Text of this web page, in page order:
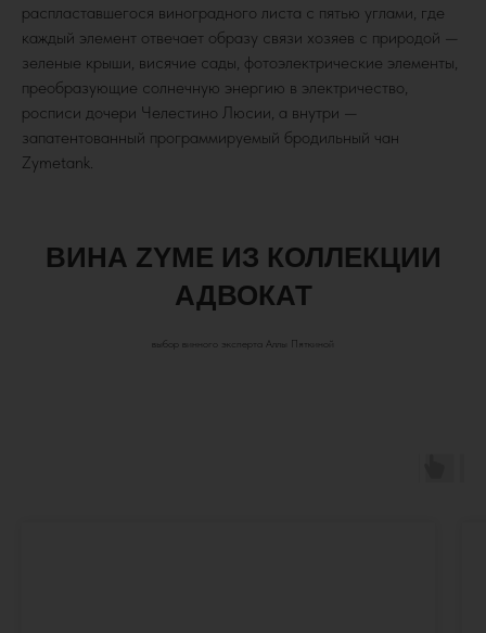
распластавшегося виноградного листа с пятью углами, где
каждый элемент отвечает образу связи хозяев с природой —
зеленые крыши, висячие сады, фотоэлектрические элементы,
преобразующие солнечную энергию в электричество,
росписи дочери Челестино Люсии, а внутри —
запатентованный программируемый бродильный чан
Zymetank.
ВИНА ZYME ИЗ КОЛЛЕКЦИИ
АДВОКАТ
выбор винного эксперта Аллы Пяткиной